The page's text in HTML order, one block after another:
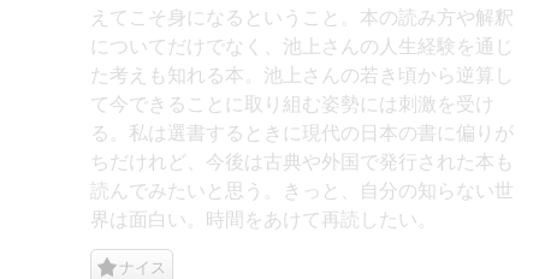
えてこそ身になるということ。本の読み方や解釈
についてだけでなく、池上さんの人生経験を通じ
た考えも知れる本。池上さんの若き頃から逆算し
て今できることに取り組む姿勢には刺激を受け
る。私は選書するときに現代の日本の書に偏りが
ちだけれど、今後は古典や外国で発行された本も
読んでみたいと思う。きっと、自分の知らない世
界は面白い。時間をあけて再読したい。
ナイス